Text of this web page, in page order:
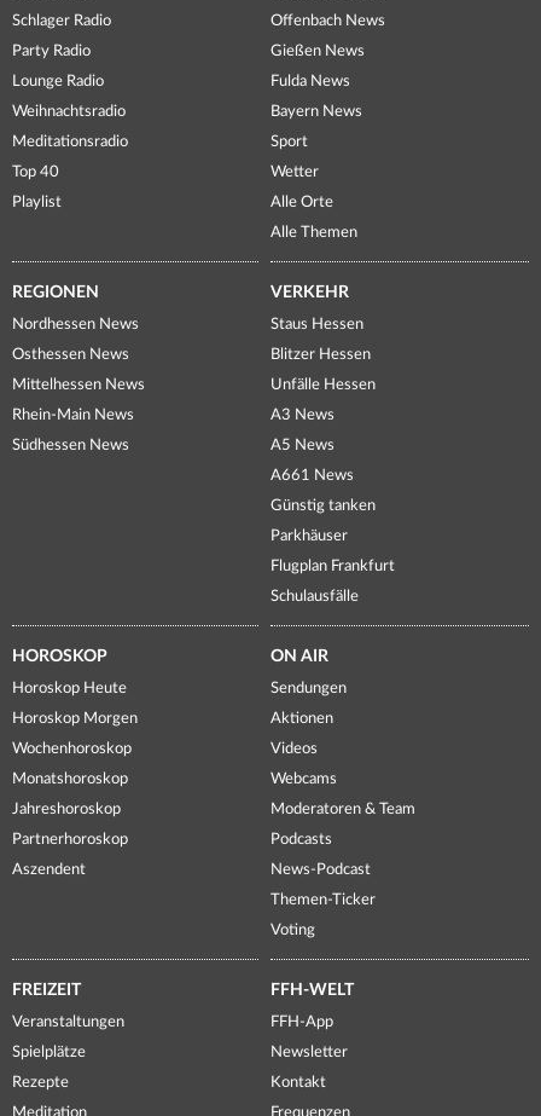
Schlager Radio
Party Radio
Lounge Radio
Weihnachtsradio
Meditationsradio
Top 40
Playlist
Offenbach News
Gießen News
Fulda News
Bayern News
Sport
Wetter
Alle Orte
Alle Themen
REGIONEN
Nordhessen News
Osthessen News
Mittelhessen News
Rhein-Main News
Südhessen News
VERKEHR
Staus Hessen
Blitzer Hessen
Unfälle Hessen
A3 News
A5 News
A661 News
Günstig tanken
Parkhäuser
Flugplan Frankfurt
Schulausfälle
HOROSKOP
Horoskop Heute
Horoskop Morgen
Wochenhoroskop
Monatshoroskop
Jahreshoroskop
Partnerhoroskop
Aszendent
ON AIR
Sendungen
Aktionen
Videos
Webcams
Moderatoren & Team
Podcasts
News-Podcast
Themen-Ticker
Voting
FREIZEIT
Veranstaltungen
Spielplätze
Rezepte
Meditation
FFH-WELT
FFH-App
Newsletter
Kontakt
Frequenzen